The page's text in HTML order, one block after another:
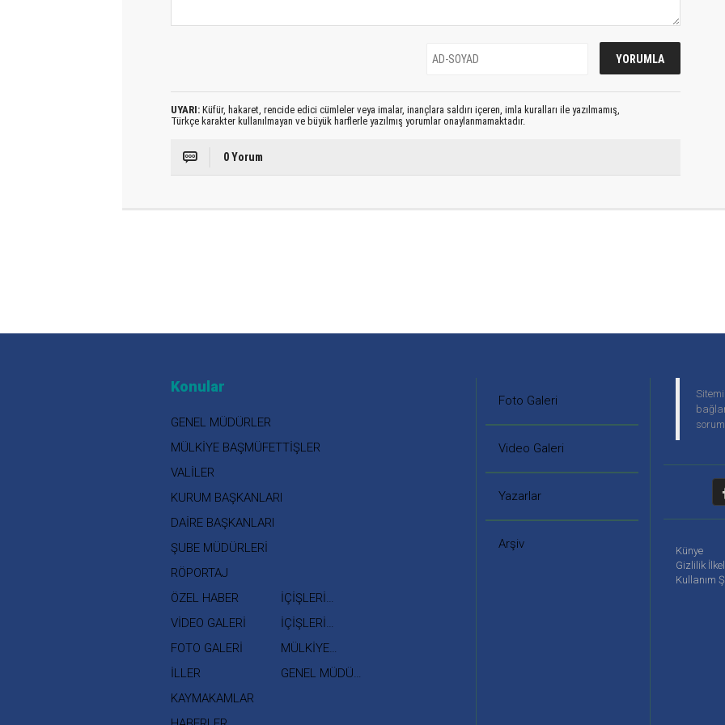
UYARI:Küfür, hakaret, rencide edici cümleler veya imalar, inançlara saldırı içeren, imla kuralları ile yazılmamış,
Türkçe karakter kullanılmayan ve büyük harflerle yazılmış yorumlar onaylanmamaktadır.
0 Yorum
Künye
Gizlilik
Kullanım
Foto Galeri
Video Galeri
Yazarlar
Arşiv
Konular
GENEL MÜDÜRLER
MÜLKİYE BAŞMÜFETTİŞLER
VALİLER
KURUM BAŞKANLARI
DAİRE BAŞKANLARI
ŞUBE MÜDÜRLERİ
RÖPORTAJ
ÖZEL HABER
VİDEO GALERİ
FOTO GALERİ
İLLER
KAYMAKAMLAR
İÇİŞLERİ
BAKANI
İÇİŞLERİ
BAKAN
YARDIMCISI
MÜLKİYE
MÜFETTİŞLERİ
GENEL MÜDÜR